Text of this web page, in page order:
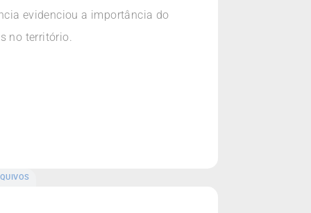
evidenciou a importância do
no território.